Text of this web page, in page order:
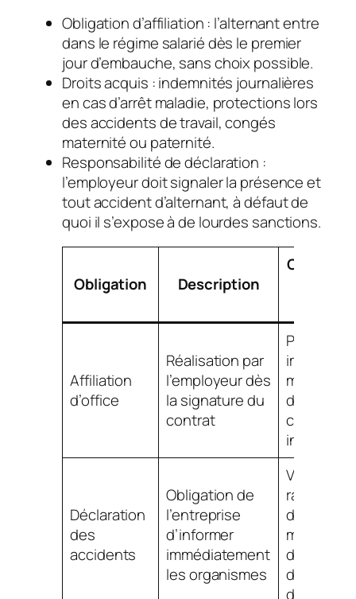
Obligation d’affiliation : l’alternant entre
dans le régime salarié dès le premier
jour d’embauche, sans choix possible.
Droits acquis : indemnités journalières
en cas d’arrêt maladie, protections lors
des accidents de travail, congés
maternité ou paternité.
Responsabilité de déclaration :
l’employeur doit signaler la présence et
tout accident d’alternant, à défaut de
quoi il s’expose à de lourdes sanctions.
Obligation Description
Affiliation
d’office
Réalisation par
l’employeur dès
la signature du
contrat
Protection
mais
de choix
Déclaration
des
accidents
Obligation de
l’entreprise
d’informer
immédiatement
les organismes
rapide
mais
de
de